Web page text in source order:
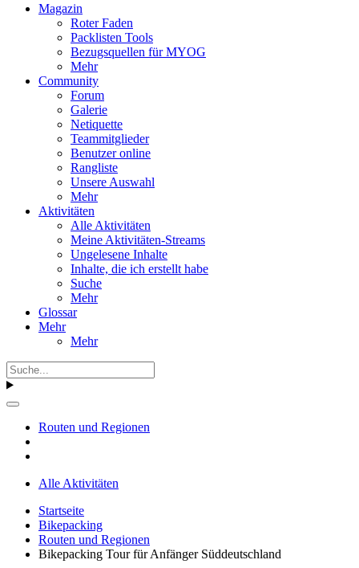
Magazin
Roter Faden
Packlisten Tools
Bezugsquellen für MYOG
Mehr
Community
Forum
Galerie
Netiquette
Teammitglieder
Benutzer online
Rangliste
Unsere Auswahl
Mehr
Aktivitäten
Alle Aktivitäten
Meine Aktivitäten-Streams
Ungelesene Inhalte
Inhalte, die ich erstellt habe
Suche
Mehr
Glossar
Mehr
Mehr
Routen und Regionen
Alle Aktivitäten
Startseite
Bikepacking
Routen und Regionen
Bikepacking Tour für Anfänger Süddeutschland